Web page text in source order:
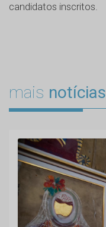
candidatos inscritos.
mais notícias